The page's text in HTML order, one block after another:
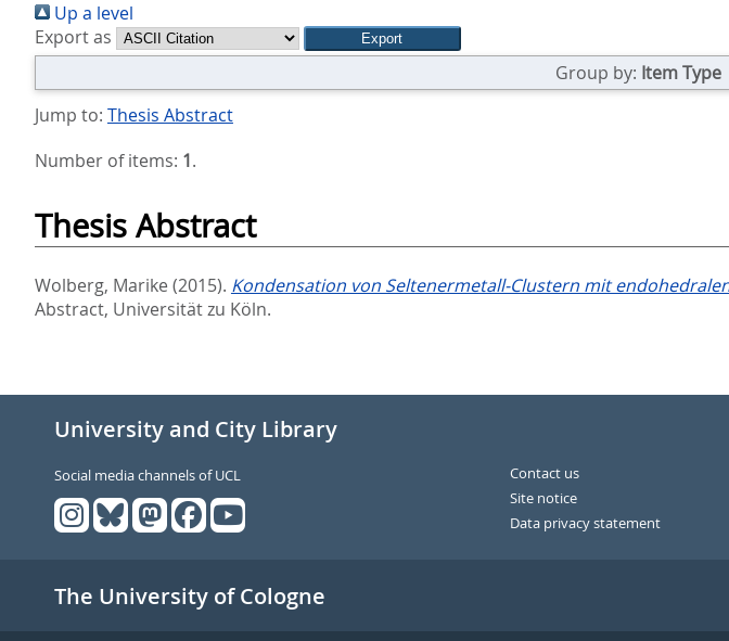
sind
hier:
Up a level
Export as
Group by: Item Type
Jump to: Thesis Abstract
Number of items: 1.
Thesis Abstract
Wolberg, Marike (2015). Kondensation von Seltenermetall-Clustern mit
Abstract, Universität zu Köln.
University and City Library
Social media channels of UCL
Contact us
Site notice
Data privacy statement
The University of Cologne